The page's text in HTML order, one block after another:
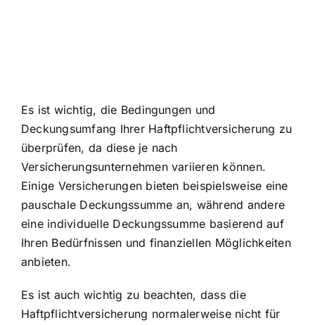
Es ist wichtig, die Bedingungen und
Deckungsumfang Ihrer Haftpflichtversicherung zu
überprüfen, da diese je nach
Versicherungsunternehmen variieren können.
Einige Versicherungen bieten beispielsweise eine
pauschale Deckungssumme an, während andere
eine individuelle Deckungssumme basierend auf
Ihren Bedürfnissen und finanziellen Möglichkeiten
anbieten.
Es ist auch wichtig zu beachten, dass die
Haftpflichtversicherung normalerweise nicht für